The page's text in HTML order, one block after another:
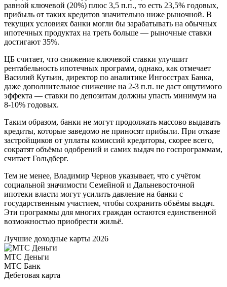
равной ключевой (20%) плюс 3,5 п.п., то есть 23,5% годовых,
прибыль от таких кредитов значительно ниже рыночной. В
текущих условиях банки могли бы зарабатывать на обычных
ипотечных продуктах на треть больше — рыночные ставки
достигают 35%.
ЦБ считает, что снижение ключевой ставки улучшит
рентабельность ипотечных программ, однако, как отмечает
Василий Кутьин, директор по аналитике Ингосстрах Банка,
даже дополнительное снижение на 2-3 п.п. не даст ощутимого
эффекта — ставки по депозитам должны упасть минимум на
8-10% годовых.
Таким образом, банки не могут продолжать массово выдавать
кредиты, которые заведомо не приносят прибыли. При отказе
застройщиков от уплаты комиссий кредиторы, скорее всего,
сократят объёмы одобрений и самих выдач по госпрограммам,
считает Гольдберг.
Тем не менее, Владимир Чернов указывает, что с учётом
социальной значимости Семейной и Дальневосточной
ипотеки власти могут усилить давление на банки с
государственным участием, чтобы сохранить объёмы выдач.
Эти программы для многих граждан остаются единственной
возможностью приобрести жильё.
Лучшие доходные карты 2026
МТС Деньги
МТС Банк
Дебетовая карта